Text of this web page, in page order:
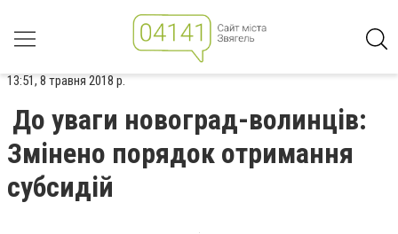
13:51, 8 травня 2018 р.
До уваги новоград-волинців:
Змінено порядок отримання
субсидій